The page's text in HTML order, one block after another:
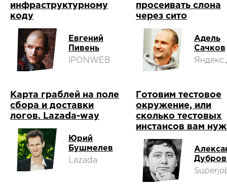
инфраструктурному
коду
Евгений
Пивень
IPONWEB
просеивать слона
через сито
Адель
Сачков
Карта граблей на поле
сбора и доставки
логов. Lazada-way
Юрий
Бушмелев
Lazada
Готовим тестовое
окружение, или
сколько тестовых
инстансов вам